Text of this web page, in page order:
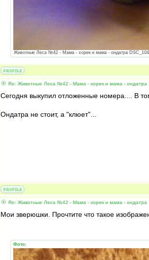
Животные Леса №42 - Мама - хорек и мама - ондатра
Re: Животные Леса №42 - Мама - хорек и мама - ондатра
Сегодня выкупил отложенные номера.... В
Ондатра не стоит, а "клюет"...
Re: Животные Леса №42 - Мама - хорек и мама - ондатра
Мои зверюшки. Прочтите что такое
Фото: